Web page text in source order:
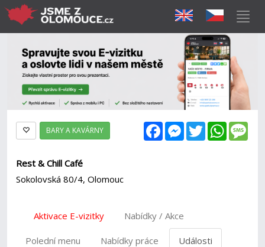
FacebookMessenger
Twitter
BARY A KAVÁRNY
Rest & Chill Café
Sokolovská 80/4, Olomouc
Aktivace E-vizitky Nabídky / Akce
Polední menu Nabídky práce Události